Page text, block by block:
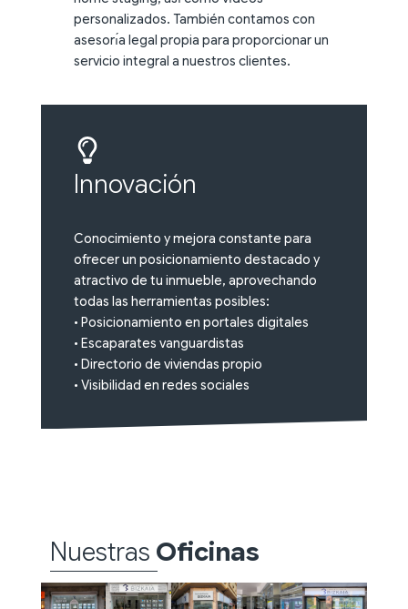
personalizados. También contamos con
asesorı́a legal propia para proporcionar un
servicio integral a nuestros clientes.
Innovación
Conocimiento y mejora constante para
ofrecer un posicionamiento destacado y
atractivo de tu inmueble, aprovechando
todas las herramientas posibles:
• Posicionamiento en portales digitales
• Escaparates vanguardistas
• Directorio de viviendas propio
• Visibilidad en redes sociales
Nuestras Oficinas